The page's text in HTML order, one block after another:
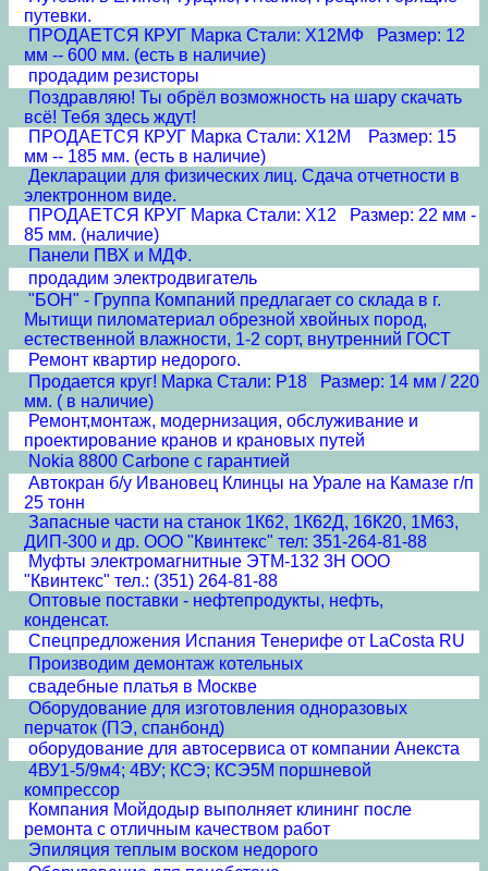
путевки.
ПРОДАЕТСЯ КРУГ Марка Стали: Х12МФ Размер: 12
мм -- 600 мм. (есть в наличие)
продадим резисторы
Поздравляю! Ты обрёл возможность на шару скачать
всё! Тебя здесь ждут!
ПРОДАЕТСЯ КРУГ Марка Стали: Х12М Размер: 15
мм -- 185 мм. (есть в наличие)
Декларации для физических лиц. Сдача отчетности в
электронном виде.
ПРОДАЕТСЯ КРУГ Марка Стали: Х12 Размер: 22 мм -
85 мм. (наличие)
Панели ПВХ и МДФ.
продадим электродвигатель
"БОН" - Группа Компаний предлагает со склада в г.
Мытищи пиломатериал обрезной хвойных пород,
естественной влажности, 1-2 сорт, внутренний ГОСТ
Ремонт квартир недорого.
Продается круг! Марка Стали: Р18 Размер: 14 мм / 220
мм. ( в наличие)
Ремонт,монтаж, модернизация, обслуживание и
проектирование кранов и крановых путей
Nokia 8800 Carbone с гарантией
Автокран б/у Ивановец Клинцы на Урале на Камазе г/п
25 тонн
Запасные части на станок 1К62, 1К62Д, 16К20, 1М63,
ДИП-300 и др. ООО "Квинтекс" тел: 351-264-81-88
Муфты электромагнитные ЭТМ-132 3Н ООО
"Квинтекс" тел.: (351) 264-81-88
Оптовые поставки - нефтепродукты, нефть,
конденсат.
Спецпредложения Испания Тенерифе от LaCosta RU
Производим демонтаж котельных
свадебные платья в Москве
Оборудование для изготовления одноразовых
перчаток (ПЭ, спанбонд)
оборудование для автосервиса от компании Анекста
4ВУ1-5/9м4; 4ВУ; КСЭ; КСЭ5М поршневой
компрессор
Компания Мойдодыр выполняет клининг после
ремонта с отличным качеством работ
Эпиляция теплым воском недорого